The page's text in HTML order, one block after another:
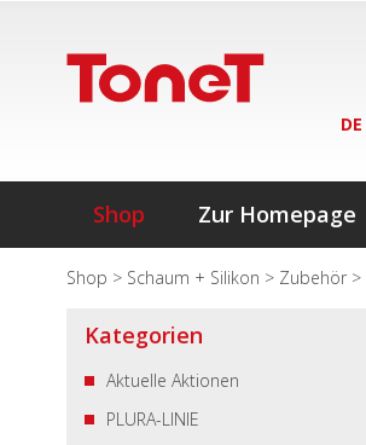
DE
Shop Zur Homepage
Shop > Schaum + Silikon > Zubehör >
Kategorien
Aktuelle Aktionen
PLURA-LINIE